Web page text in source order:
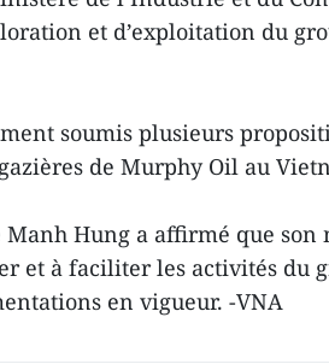
et d’exploitation du
soumis plusieurs
de Murphy Oil au
Hung a affirmé que son
et à faciliter les activités du
en vigueur. -VNA